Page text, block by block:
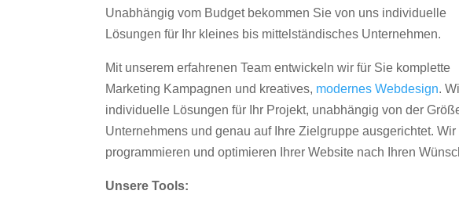
Unabhängig vom Budget bekommen Sie von uns individuelle
Lösungen für Ihr kleines bis mittelständisches Unternehmen.
Mit unserem erfahrenen Team entwickeln wir für Sie komplette
Marketing Kampagnen und kreatives, modernes Webdesign.
individuelle Lösungen für Ihr Projekt, unabhängig von der
Unternehmens und genau auf Ihre Zielgruppe ausgerichtet. Wir
programmieren und optimieren Ihrer Website nach Ihren
Unsere Tools: